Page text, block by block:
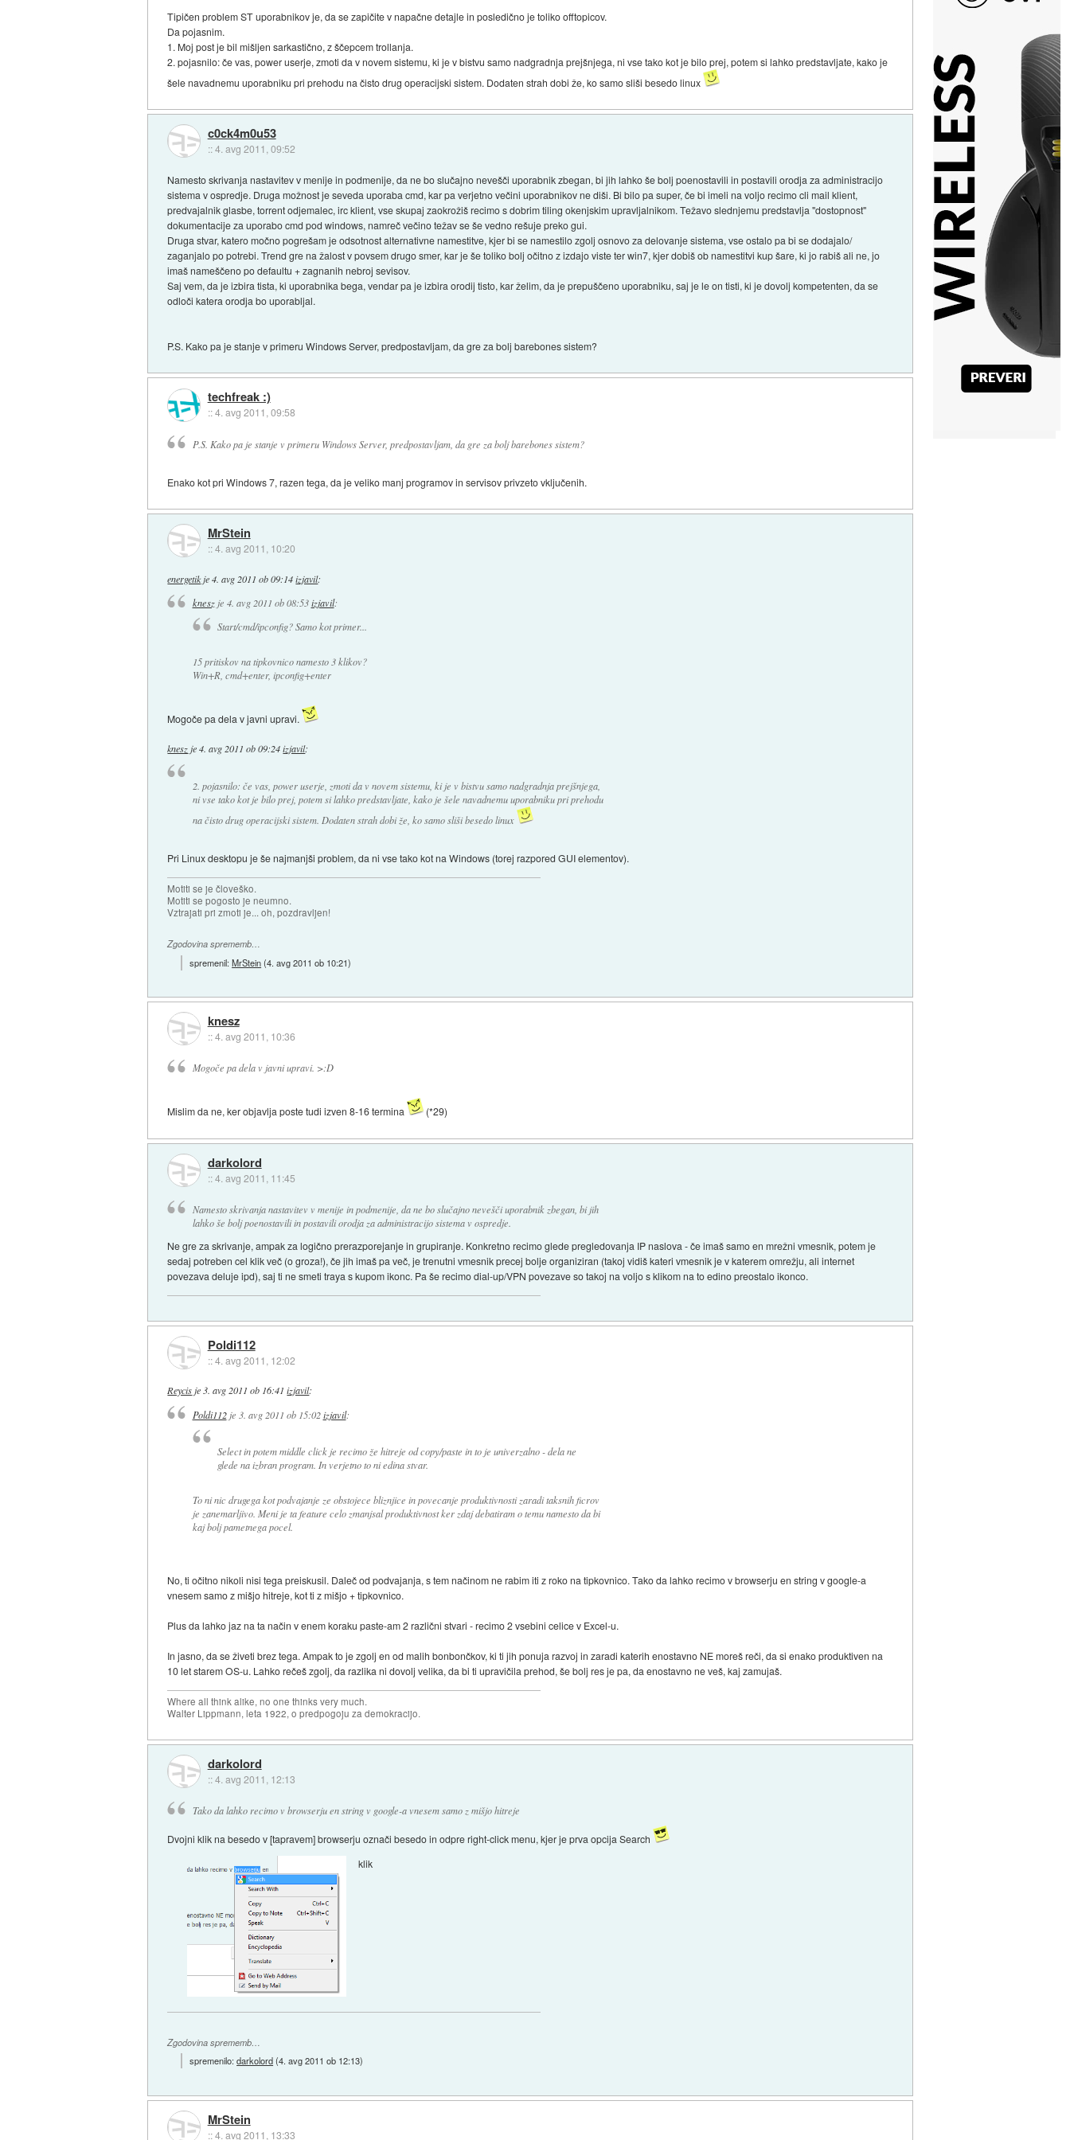
Tipičen problem ST uporabnikov je, da se zapičite v napačne detajle in posledično je toliko offtopicov.
Da pojasnim.
1. Moj post je bil mišljen sarkastično, z ščepcem trollanja.
2. pojasnilo: če vas, power userje, zmoti da v novem sistemu, ki je v bistvu samo nadgradnja prejšnjega, ni vse tako kot je bilo prej, potem si lahko predstavljate, kako je
šele navadnemu uporabniku pri prehodu na čisto drug operacijski sistem. Dodaten strah dobi že, ko samo sliši besedo linux
c0ck4m0u53
::4. avg 2011, 09:52
Namesto skrivanja nastavitev v menije in podmenije, da ne bo slučajno nevešči uporabnik zbegan, bi jih lahko še bolj poenostavili in postavili orodja za administracijo
sistema v ospredje. Druga možnost je seveda uporaba cmd, kar pa verjetno večini uporabnikov ne diši. Bi bilo pa super, če bi imeli na voljo recimo cli mail klient,
predvajalnik glasbe, torrent odjemalec, irc klient, vse skupaj zaokrožiš recimo s dobrim tiling okenjskim upravljalnikom. Težavo slednjemu predstavlja "dostopnost"
dokumentacije za uporabo cmd pod windows, namreč večino težav se še vedno rešuje preko gui.
Druga stvar, katero močno pogrešam je odsotnost alternativne namestitve, kjer bi se namestilo zgolj osnovo za delovanje sistema, vse ostalo pa bi se dodajalo/
zaganjalo po potrebi. Trend gre na žalost v povsem drugo smer, kar je še toliko bolj očitno z izdajo viste ter win7, kjer dobiš ob namestitvi kup šare, ki jo rabiš ali ne, jo
imaš nameščeno po defaultu + zagnanih nebroj sevisov.
Saj vem, da je izbira tista, ki uporabnika bega, vendar pa je izbira orodij tisto, kar želim, da je prepuščeno uporabniku, saj je le on tisti, ki je dovolj kompetenten, da se
odloči katera orodja bo uporabljal.
P.S. Kako pa je stanje v primeru Windows Server, predpostavljam, da gre za bolj barebones sistem?
techfreak :)
::4. avg 2011, 09:58
P.S. Kako pa je stanje v primeru Windows Server, predpostavljam, da gre za bolj barebones sistem?
Enako kot pri Windows 7, razen tega, da je veliko manj programov in servisov privzeto vključenih.
MrStein
::4. avg 2011, 10:20
energetikje4. avg 2011 ob 09:14 izjavil:
kneszje 4. avg 2011 ob 08:53 izjavil:
Start/cmd/ipconfig? Samo kot primer...
15 pritiskov na tipkovnico namesto 3 klikov?
Win+R, cmd+enter, ipconfig+enter
Mogoče pa dela v javni upravi.
knesz je4. avg 2011 ob 09:24 izjavil:
2. pojasnilo: če vas, power userje, zmoti da v novem sistemu, ki je v bistvu samo nadgradnja prejšnjega,
ni vse tako kot je bilo prej, potem si lahko predstavljate, kako je šele navadnemu uporabniku pri prehodu
na čisto drug operacijski sistem. Dodaten strah dobi že, ko samo sliši besedo linux
Pri Linux desktopu je še najmanjši problem, da ni vse tako kot na Windows (torej razpored GUI elementov).
Motiti se je človeško.
Motiti se pogosto je neumno.
Vztrajati pri zmoti je... oh, pozdravljen!
Zgodovina sprememb…
spremenil:MrStein(4. avg 2011 ob 10:21)
knesz
::4. avg 2011, 10:36
Mogoče pa dela v javni upravi. >:D
Mislim da ne, ker objavlja poste tudi izven 8-16 termina (*29)
darkolord
::4. avg 2011, 11:45
Namesto skrivanja nastavitev v menije in podmenije, da ne bo slučajno nevešči uporabnik zbegan, bi jih
lahko še bolj poenostavili in postavili orodja za administracijo sistema v ospredje.
Ne gre za skrivanje, ampak za logično prerazporejanje in grupiranje. Konkretno recimo glede pregledovanja IP naslova - če imaš samo en mrežni vmesnik, potem je
sedaj potreben cel klik več (o groza!), če jih imaš pa več, je trenutni vmesnik precej bolje organiziran (takoj vidiš kateri vmesnik je v katerem omrežju, ali internet
povezava deluje ipd), saj ti ne smeti traya s kupom ikonc. Pa še recimo dial-up/VPN povezave so takoj na voljo s klikom na to edino preostalo ikonco.
Poldi112
::4. avg 2011, 12:02
Reycisje3. avg 2011 ob 16:41 izjavil:
Poldi112je 3. avg 2011 ob 15:02 izjavil:
Select in potem middle click je recimo že hitreje od copy/paste in to je univerzalno - dela ne
glede na izbran program. In verjetno to ni edina stvar.
To ni nic drugega kot podvajanje ze obstojece bliznjice in povecanje produktivnosti zaradi taksnih ficrov
je zanemarljivo. Meni je ta feature celo zmanjsal produktivnost ker zdaj debatiram o temu namesto da bi
kaj bolj pametnega pocel.
No, ti očitno nikoli nisi tega preiskusil. Daleč od podvajanja, s tem načinom ne rabim iti z roko na tipkovnico. Tako da lahko recimo v browserju en string v google-a
vnesem samo z mišjo hitreje, kot ti z mišjo + tipkovnico.
Plus da lahko jaz na ta način v enem koraku paste-am 2 različni stvari - recimo 2 vsebini celice v Excel-u.
In jasno, da se živeti brez tega. Ampak to je zgolj en od malih bonbončkov, ki ti jih ponuja razvoj in zaradi katerih enostavno NE moreš reči, da si enako produktiven na
10 let starem OS-u. Lahko rečeš zgolj, da razlika ni dovolj velika, da bi ti upravičila prehod, še bolj res je pa, da enostavno ne veš, kaj zamujaš.
Where all think alike, no one thinks very much.
Walter Lippmann, leta 1922, o predpogoju za demokracijo.
darkolord
::4. avg 2011, 12:13
Tako da lahko recimo v browserju en string v google-a vnesem samo z mišjo hitreje
Dvojni klik na besedo v [tapravem] browserju označi besedo in odpre right-click menu, kjer je prva opcija Search
klik
Zgodovina sprememb…
spremenilo:darkolord(4. avg 2011 ob 12:13)
MrStein
::4. avg 2011, 13:33